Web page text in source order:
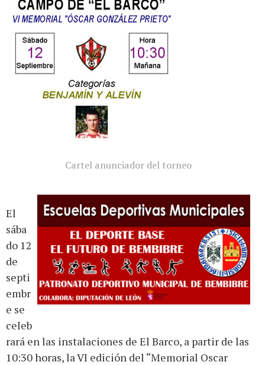
Cartel anunciador del torneo
El
sába
do 12
de
septi
embr
e se
celeb
rará en las instalaciones de El Barco, a partir de las
10:30 horas, la VI edición del “Memorial Oscar